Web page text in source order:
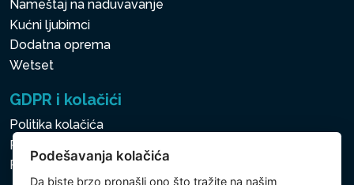
Nameštaj na naduvavanje
Kućni ljubimci
Dodatna oprema
Wetset
GDPR i kolačići
Politika kolačića
Politika zaštite ličnih i drugih obrađivanih podataka
Politika kolačića
Podešavanja kolačića
Da biste brzo pronašli ono što tražite na našim